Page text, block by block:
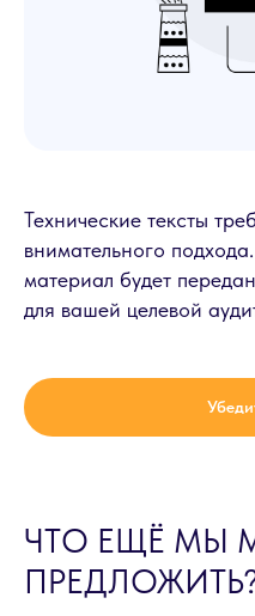
Технические тексты
внимательного
материал будет
для вашей целевой
ЧТО ЕЩЁ МЫ